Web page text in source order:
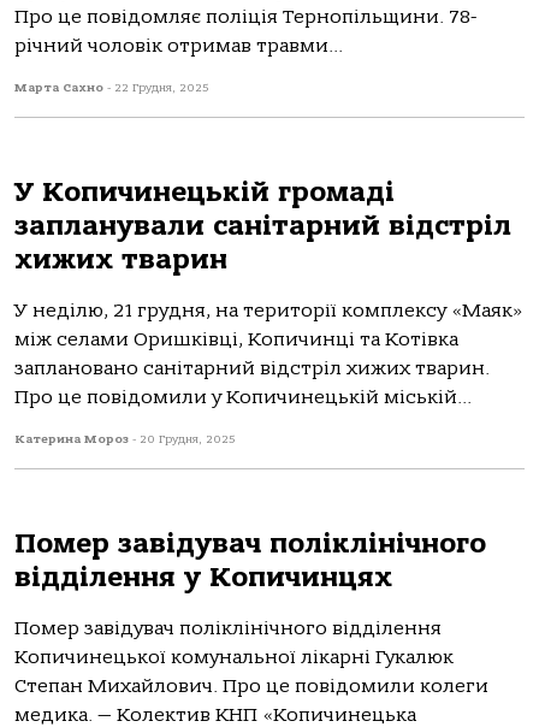
Про це повідомляє поліція Тернопільщини. 78-
річний чоловік отримав травми...
Марта Сахно - 22 Грудня, 2025
У Копичинецькій громаді
запланували санітарний відстріл
хижих тварин
У неділю, 21 грудня, на території комплексу «Маяк»
між селами Оришківці, Копичинці та Котівка
заплановано санітарний відстріл хижих тварин.
Про це повідомили у Копичинецькій міській...
Катерина Мороз - 20 Грудня, 2025
Помер завідувач поліклінічного
відділення у Копичинцях
Помер завідувач поліклінічного відділення
Копичинецької комунальної лікарні Гукалюк
Степан Михайлович. Про це повідомили колеги
медика. — Колектив КНП «Копичинецька